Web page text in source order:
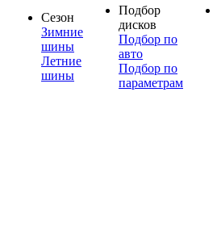
Сезон
Зимние
шины
Летние
шины
Подбор
дисков
Подбор по
авто
Подбор по
параметрам